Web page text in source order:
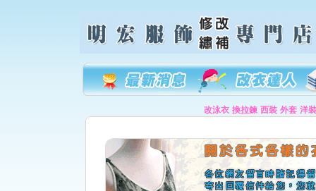
改泳衣 換拉鍊 西裝 外套 洋裝